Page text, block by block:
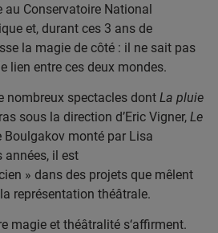
au Conservatoire National
et, durant ces 3 ans de
la magie de côté : il ne sait pas
lien entre ces deux mondes.
nombreux spectacles dont La pluie
sous la direction d’Eric Vigner, Le
Boulgakov monté par Lisa
années, il est
» dans des projets que mêlent
représentation théâtrale.
magie et théâtralité s‘affirment.